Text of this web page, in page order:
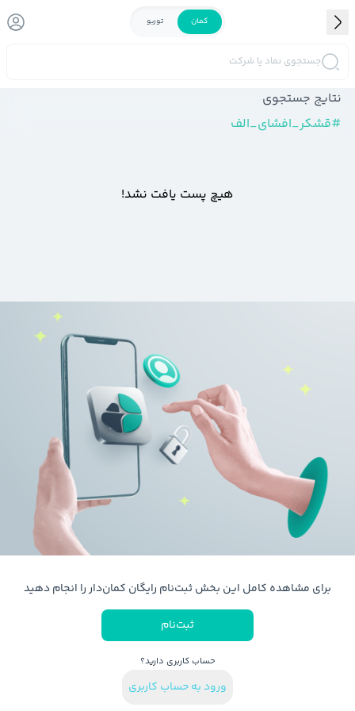
کمان توربو
جستجوی نماد یا شرکت
نتایج جستجوی
#قشکر_افشای_الف
هیچ پست یافت نشد!
برای مشاهده کامل این بخش ثبت‌نام رایگان کمان‌دار را انجام دهید
ثبت‌نام
حساب کاربری دارید؟
ورود به حساب کاربری